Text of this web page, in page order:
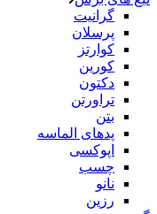
گرانیت
پرسلان
کوارتز
کورین
دکتون
تراورتن
بتن
پدهای الماسه
اپوکسی
چسب
نانو
رزین